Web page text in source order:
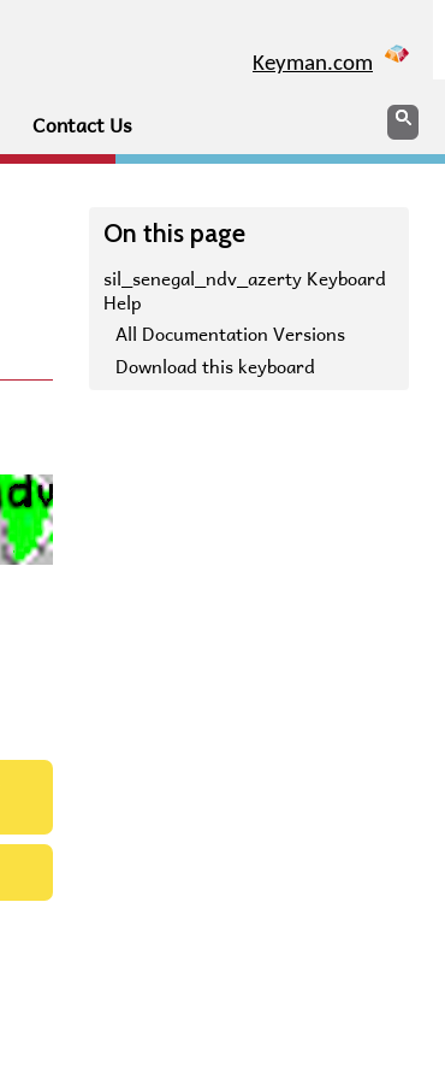
Keyman.com
Contact Us Search
On this page
sil_senegal_ndv_azerty Keyboard
Help
All Documentation Versions
Download this keyboard